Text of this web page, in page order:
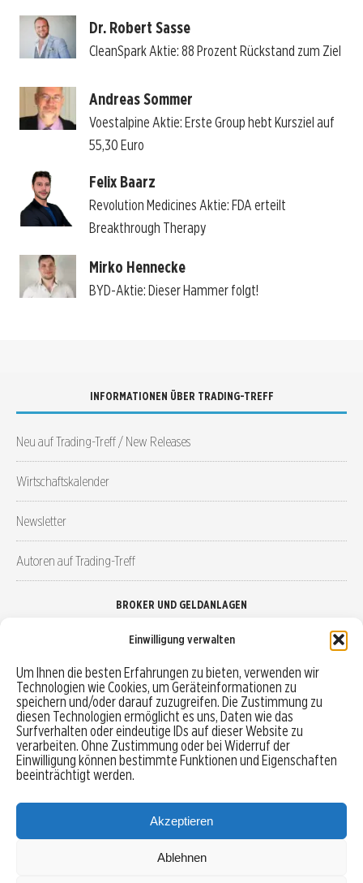
Einwilligung verwalten
Um Ihnen die besten Erfahrungen zu bieten, verwenden wir
Technologien wie Cookies, um Geräteinformationen zu
speichern und/oder darauf zuzugreifen. Die Zustimmung zu
diesen Technologien ermöglicht es uns, Daten wie das
Surfverhalten oder eindeutige IDs auf dieser Website zu
verarbeiten. Ohne Zustimmung oder bei Widerruf der
Einwilligung können bestimmte Funktionen und Eigenschaften
beeinträchtigt werden.
Akzeptieren
Ablehnen
Dr. Robert Sasse
CleanSpark Aktie: 88 Prozent Rückstand zum Ziel
Andreas Sommer
Voestalpine Aktie: Erste Group hebt Kursziel auf
55,30 Euro
Felix Baarz
Revolution Medicines Aktie: FDA erteilt
Breakthrough Therapy
Mirko Hennecke
BYD-Aktie: Dieser Hammer folgt!
INFORMATIONEN ÜBER TRADING-TREFF
Neu auf Trading-Treff / New Releases
Wirtschaftskalender
Newsletter
Autoren auf Trading-Treff
BROKER UND GELDANLAGEN
Robo-Advisor vergleichen
Depotvergleich
Festgeld vergleichen
Tagesgeld vergleichen